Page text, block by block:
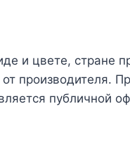
и цвете, стране
производителя.
публичной